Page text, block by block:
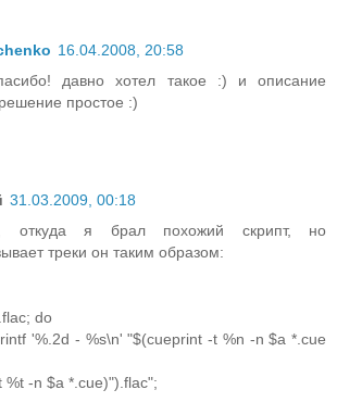
16.04.2008, 20:58
давно хотел такое :) и описание
простое :)
31.03.2009, 00:18
откуда я брал похожий скрипт, но
треки он таким образом:
do
'%.2d - %s\n' "$(cueprint -t %n -n $a *.cue
%t -n $a *.cue)").flac";